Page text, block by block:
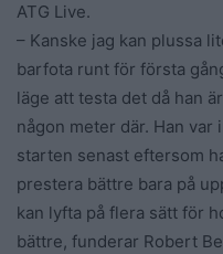
ATG Live.
– Kanske jag kan plussa
barfota runt för första
läge att testa det då han
någon meter där. Han
starten senast eftersom
prestera bättre bara på
kan lyfta på flera sätt för
bättre, funderar Robert